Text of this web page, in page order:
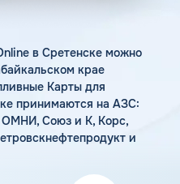
в Сретенске можно
крае
Карты для
принимаются на АЗС:
ОМНИ, Союз и К, Корс,
и